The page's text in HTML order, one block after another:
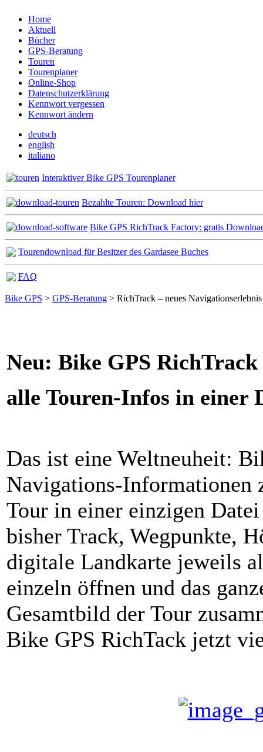
Home
Aktuell
Bücher
GPS-Beratung
Touren
Tourenplaner
Online-Shop
Datenschutzerklärung
Kennwort vergessen
Kennwort ändern
deutsch
english
italiano
Interaktiver Bike GPS Tourenplaner
Bezahlte Touren: Download hier
Bike GPS RichTrack Factory: gratis
Tourendownload für Besitzer des Gardasee Buches
FAQ
Bike GPS > GPS-Beratung > RichTrack – neues Navigationserlebnis
Neu: Bike GPS RichTrack
alle Touren-Infos in einer
Das ist eine Weltneuheit:
Navigations-Informationen
Tour in einer einzigen
bisher Track, Wegpunkte,
digitale Landkarte jeweils
einzeln öffnen und das
Gesamtbild der Tour
Bike GPS RichTack jetzt